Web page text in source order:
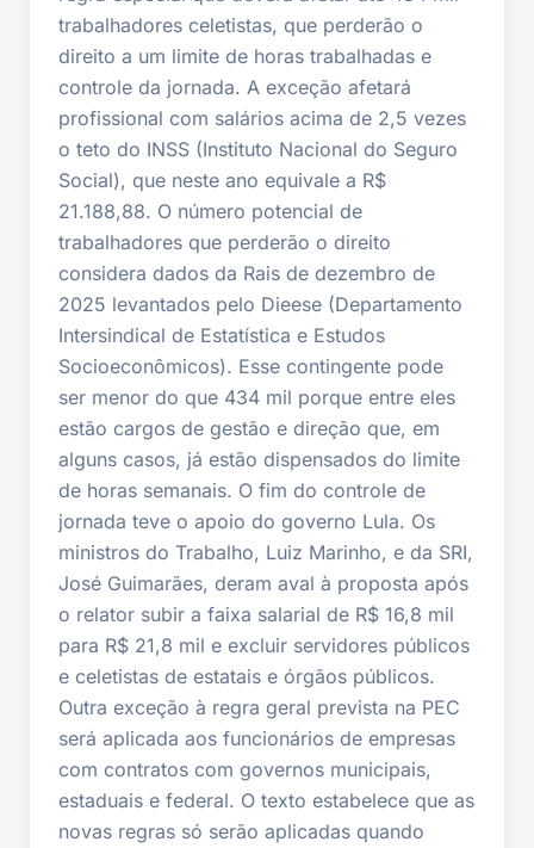
trabalhadores celetistas, que perderão o
direito a um limite de horas trabalhadas e
controle da jornada. A exceção afetará
profissional com salários acima de 2,5 vezes
o teto do INSS (Instituto Nacional do Seguro
Social), que neste ano equivale a R$
21.188,88. O número potencial de
trabalhadores que perderão o direito
considera dados da Rais de dezembro de
2025 levantados pelo Dieese (Departamento
Intersindical de Estatística e Estudos
Socioeconômicos). Esse contingente pode
ser menor do que 434 mil porque entre eles
estão cargos de gestão e direção que, em
alguns casos, já estão dispensados do limite
de horas semanais. O fim do controle de
jornada teve o apoio do governo Lula. Os
ministros do Trabalho, Luiz Marinho, e da SRI,
José Guimarães, deram aval à proposta após
o relator subir a faixa salarial de R$ 16,8 mil
para R$ 21,8 mil e excluir servidores públicos
e celetistas de estatais e órgãos públicos.
Outra exceção à regra geral prevista na PEC
será aplicada aos funcionários de empresas
com contratos com governos municipais,
estaduais e federal. O texto estabelece que as
novas regras só serão aplicadas quando